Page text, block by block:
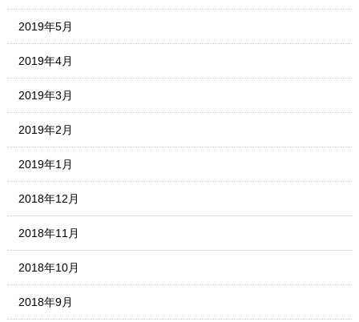
2019年5月
2019年4月
2019年3月
2019年2月
2019年1月
2018年12月
2018年11月
2018年10月
2018年9月